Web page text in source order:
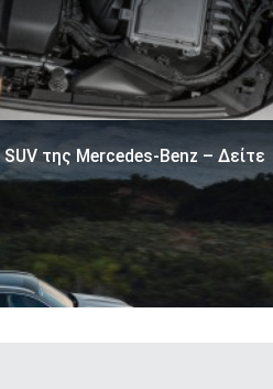
της Mercedes-Benz – Δείτε